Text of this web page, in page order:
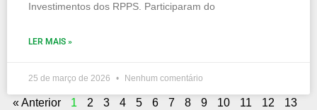
Investimentos dos RPPS. Participaram do
LER MAIS »
25 de março de 2026 Nenhum comentário
« Anterior 1 2 3 4 5 6 7 8 9 10 11 12
13